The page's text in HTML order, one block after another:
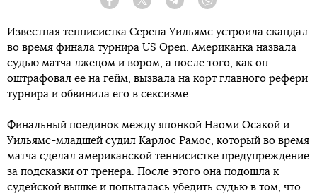
Facebook Twitter Telegram
Известная теннисистка Серена Уильямс устроила скандал
во время финала турнира US Open. Американка назвала
судью матча лжецом и вором, а после того, как он
оштрафовал ее на гейм, вызвала на корт главного рефери
турнира и обвинила его в сексизме.
Финальный поединок между японкой Наоми Осакой и
Уильямс-младшей судил Карлос Рамос, который во время
матча сделал американской теннисистке предупреждение
за подсказки от тренера. После этого она подошла к
судейской вышке и попыталась убедить судью в том, что